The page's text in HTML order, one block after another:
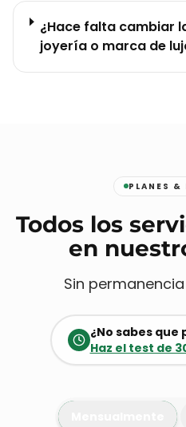
¿Hace falta cambiar
joyería o marca de
PLANES &
Todos los
en
Sin
¿No sabes que
Haz el test de